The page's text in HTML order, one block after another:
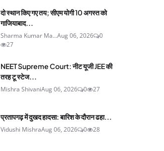
दो स्थान किए गए तय; सीएम योगी 10 अगस्त को
गाजियाबाद...
Sharma Kumar Ma...Aug 06, 2026
0
27
NEET Supreme Court: नीट यूजी JEE की
तरह टू स्टेज...
Mishra ShivaniAug 06, 2026 0 27
प्रतापगढ़ में दुखद हादसा: बारिश के दौरान ढहा...
Vidushi MishraAug 06, 2026 0 28